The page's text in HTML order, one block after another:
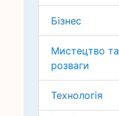
Бізнес
Мистецтво та
розваги
Технологія